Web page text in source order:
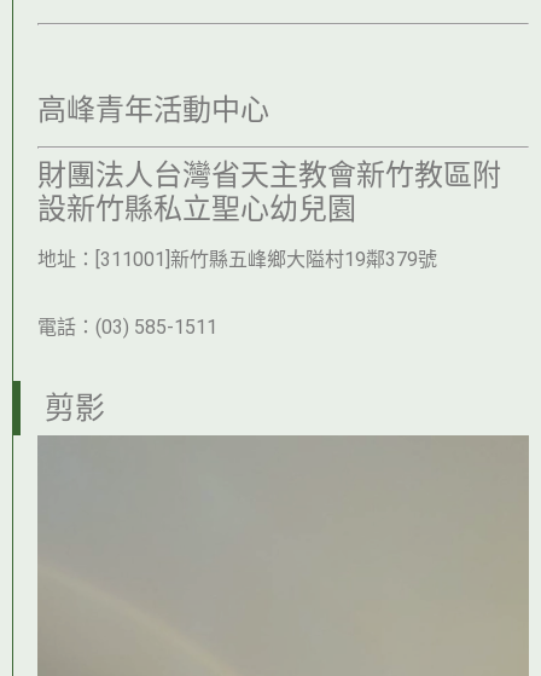
高峰青年活動中心
財團法人台灣省天主教會新竹教區附
設新竹縣私立聖心幼兒園
地址：[311001]新竹縣五峰鄉大隘村19鄰379號
電話：(03) 585-1511
剪影